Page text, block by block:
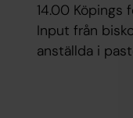
14.00 Köpings
Input från
anställda i